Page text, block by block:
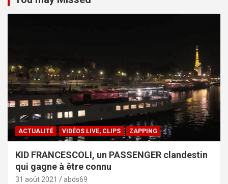
ACTUALITÉ VIDÉOS LIVE, CLIPS ZAPPING
KID FRANCESCOLI, un PASSENGER clandestin
qui gagne à être connu
31 août 2021 abds69